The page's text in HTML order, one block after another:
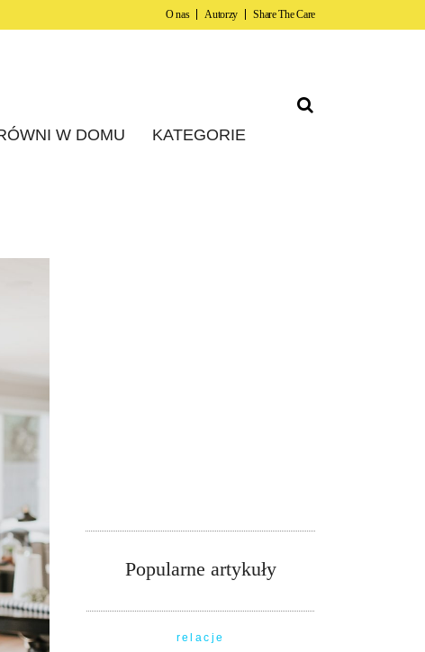
O nas Autorzy Share The Care
W DOMU KATEGORIE
Popularne artykuły
relacje